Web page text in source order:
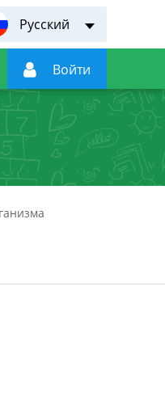
Русский
 Войти